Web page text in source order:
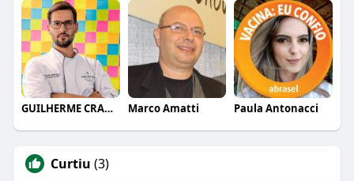
GUILHERME CRAMER BALLE Marco Amatti Paula Antonacci
Curtiu (3)